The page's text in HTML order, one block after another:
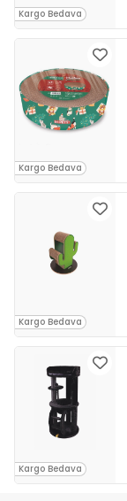
Kargo Bedava
Kargo Bedava
Kargo Bedava
Kargo Bedava